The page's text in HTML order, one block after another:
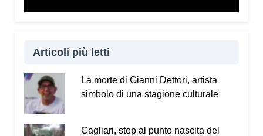
rappresenta il sostentamento e la quotidianità.
Sono aspetti umani che spesso vengono
dimenticati quando si parla soltanto di numeri e
statistiche.
Che reazione avete avuto dal pubblico,
soprattutto dai ragazzi?
Articoli più letti
La morte di Gianni Dettori, artista
simbolo di una stagione culturale
Cagliari, stop al punto nascita del